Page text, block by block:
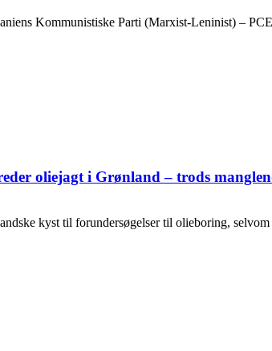
Kommunistiske Parti (Marxist-Leninist) –
oliejagt i Grønland – trods
kyst til forundersøgelser til olieboring,